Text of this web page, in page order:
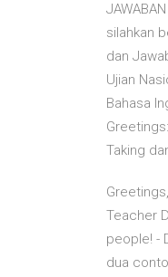
silahkan
dan
Ujian
Bahasa
Taking
Teacher
people! -
dua